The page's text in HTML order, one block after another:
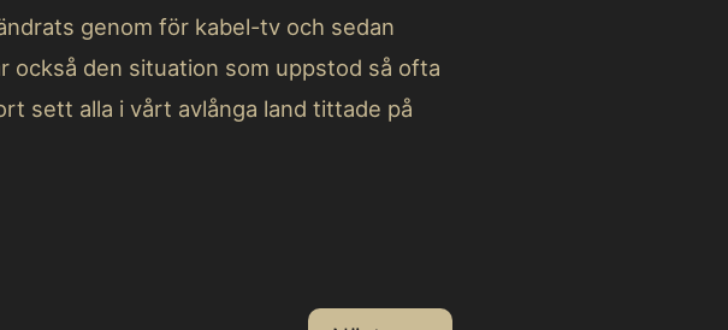
genom för kabel-tv och sedan
också den situation som uppstod så ofta
sett alla i vårt avlånga land tittade på